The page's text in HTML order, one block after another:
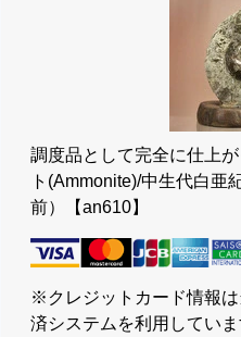
調度品として完全に仕上
ト(Ammonite)/中生代白亜
前）【an610】
※クレジットカード情報
済システムを利用していま